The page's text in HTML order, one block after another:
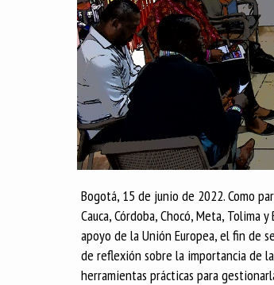
Bogotá, 15 de junio de 2022. Como
Cauca, Córdoba, Chocó, Meta, Tolima
apoyo de la Unión Europea, el fin de
de reflexión sobre la importancia de
herramientas prácticas para